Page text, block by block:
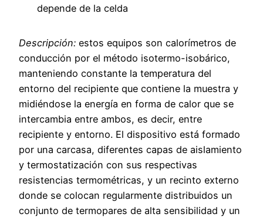
depende de la celda
Descripción: estos equipos son calorímetros de
conducción por el método isotermo-isobárico,
manteniendo constante la temperatura del
entorno del recipiente que contiene la muestra y
midiéndose la energía en forma de calor que se
intercambia entre ambos, es decir, entre
recipiente y entorno. El dispositivo está formado
por una carcasa, diferentes capas de aislamiento
y termostatización con sus respectivas
resistencias termométricas, y un recinto externo
donde se colocan regularmente distribuidos un
conjunto de termopares de alta sensibilidad y un